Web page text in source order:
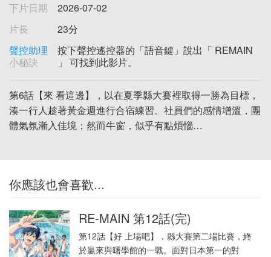
下片日期
2026-07-02
片長
23分
聲控助理
小秘訣
按下聲控遙控器的「語音鍵」說出「 REMAIN
」 可找到此影片。
第6話【來 看這邊】，以在夏季縣大賽裡取得一勝為目標，
湊一行人趁著黃金週進行合宿練習。社員們的感情增溫，團
體氣氛漸入佳境；然而牛窗，似乎有點煩惱…
你應該也會喜歡...
RE-MAIN 第12話(完)
第12話【好 上場吧】，縣大賽第二場比賽，終
於贏來與曙學館的一戰。面對日本第一的對